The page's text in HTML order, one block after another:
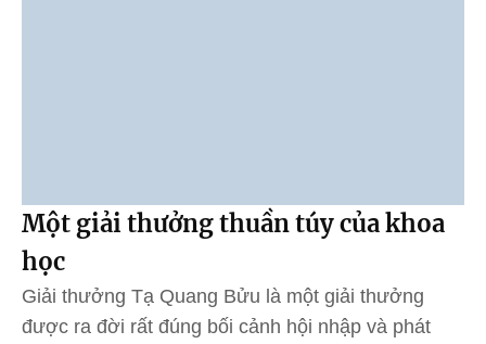
Một giải thưởng thuần túy của khoa
học
Giải thưởng Tạ Quang Bửu là một giải thưởng
được ra đời rất đúng bối cảnh hội nhập và phát